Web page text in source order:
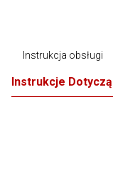
Instrukcja obsługi
Instrukcje